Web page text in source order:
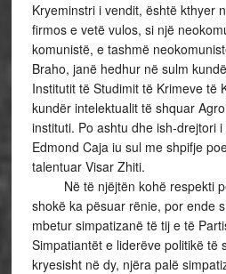
Kryeminstri i vendit, është kthyer
firmos e vetë vulos, si një
komunistë, e tashmë
Braho, janë hedhur në sulm
Institutit të Studimit të Krimeve të
kundër intelektualit të shquar
instituti. Po ashtu dhe ish-drejtori
Edmond Caja iu sul me shpifje
talentuar Visar Zhiti.
Në të njëjtën kohë respekti
shokë ka pësuar rënie, por ende
mbetur simpatizanë të tij e të
Simpatiantët e liderëve politikë të
kryesisht në dy, njëra palë